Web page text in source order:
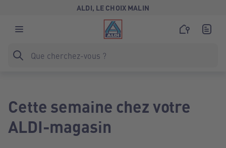
ALDI, LE CHOIX MALIN
Cette semaine chez votre
ALDI-magasin